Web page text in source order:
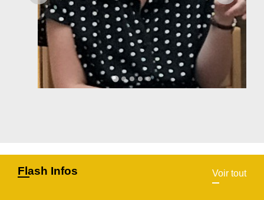
Flash Infos Voir tout